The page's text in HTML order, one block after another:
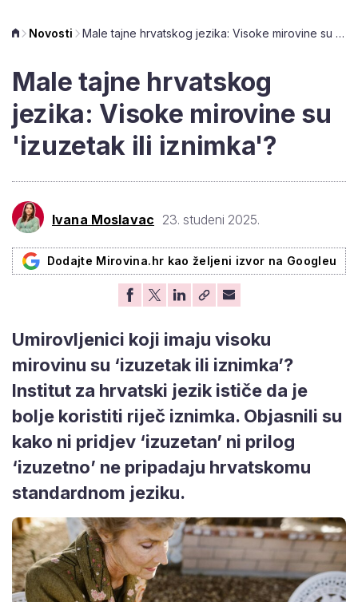
Novosti Male tajne hrvatskog jezika: Visoke mirovine su 'izuzetak ili iznimka'?
Male tajne hrvatskog
jezika: Visoke mirovine su
'izuzetak ili iznimka'?
Ivana Moslavac 23. studeni 2025.
Dodajte Mirovina.hr kao željeni izvor na Googleu
Umirovljenici koji imaju visoku
mirovinu su ‘izuzetak ili iznimka’?
Institut za hrvatski jezik ističe da je
bolje koristiti riječ iznimka. Objasnili su
kako ni pridjev ‘izuzetan’ ni prilog
‘izuzetno’ ne pripadaju hrvatskomu
standardnom jeziku.